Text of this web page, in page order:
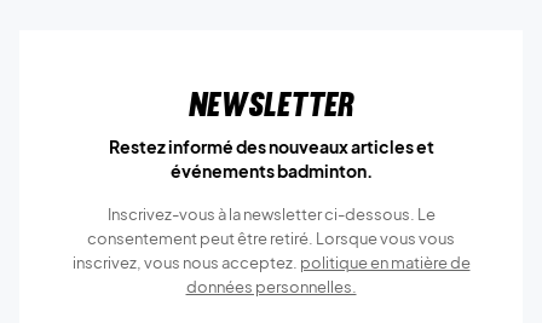
Newsletter
Restez informé des nouveaux articles et
événements badminton.
Inscrivez-vous à la newsletter ci-dessous. Le
consentement peut être retiré. Lorsque vous vous
inscrivez, vous nous acceptez. politique en matière de
données personnelles.